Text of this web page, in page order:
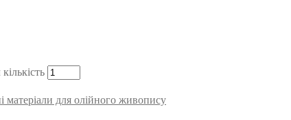
матеріали для олійного живопису